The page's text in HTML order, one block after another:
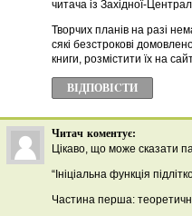
читача із Західної-
Творчих планів на разі
сякі безстрокові
книги, розмістити їх на
ВІДПОВІCТИ
Читач коментує:
Цікаво, що може сказати
“Ініціальна функція
Частина перша: